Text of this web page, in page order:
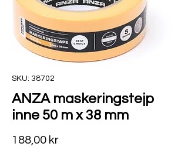
SKU: 38702
ANZA maskeringstejp
inne 50 m x 38 mm
188,00 krPris